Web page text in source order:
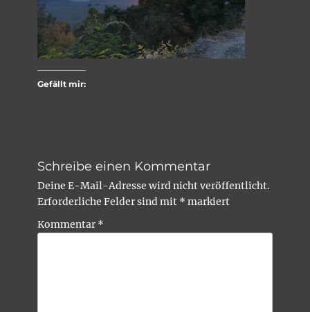
Gefällt mir:
Schreibe einen Kommentar
Deine E-Mail-Adresse wird nicht veröffentlicht.
Erforderliche Felder sind mit * markiert
Kommentar *